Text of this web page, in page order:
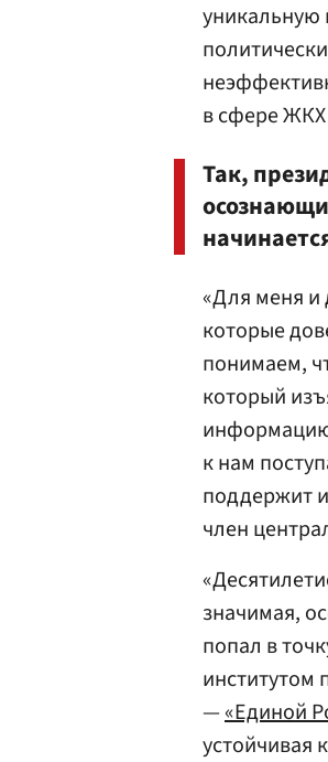
уникальную
в сфере ЖКХ
Так,
«Для меня и
которые
понимаем,
который
к нам
поддержит
член
значимая,
попал в
институтом
—«Единой
устойчивая